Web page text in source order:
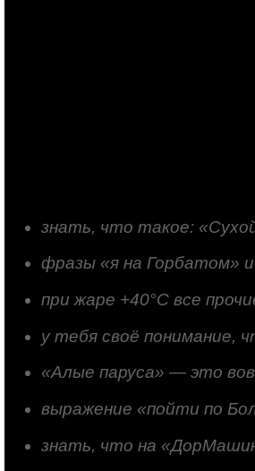
знать, что такое:
фразы «я на Горбатом»
при жаре +40°С все
у тебя своё понимание,
«Алые паруса» — это
выражение «пойти по
знать, что на